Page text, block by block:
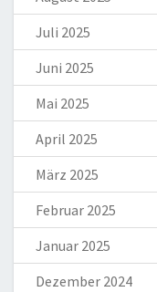
Juli 2025
Juni 2025
Mai 2025
April 2025
März 2025
Februar 2025
Januar 2025
Dezember 2024